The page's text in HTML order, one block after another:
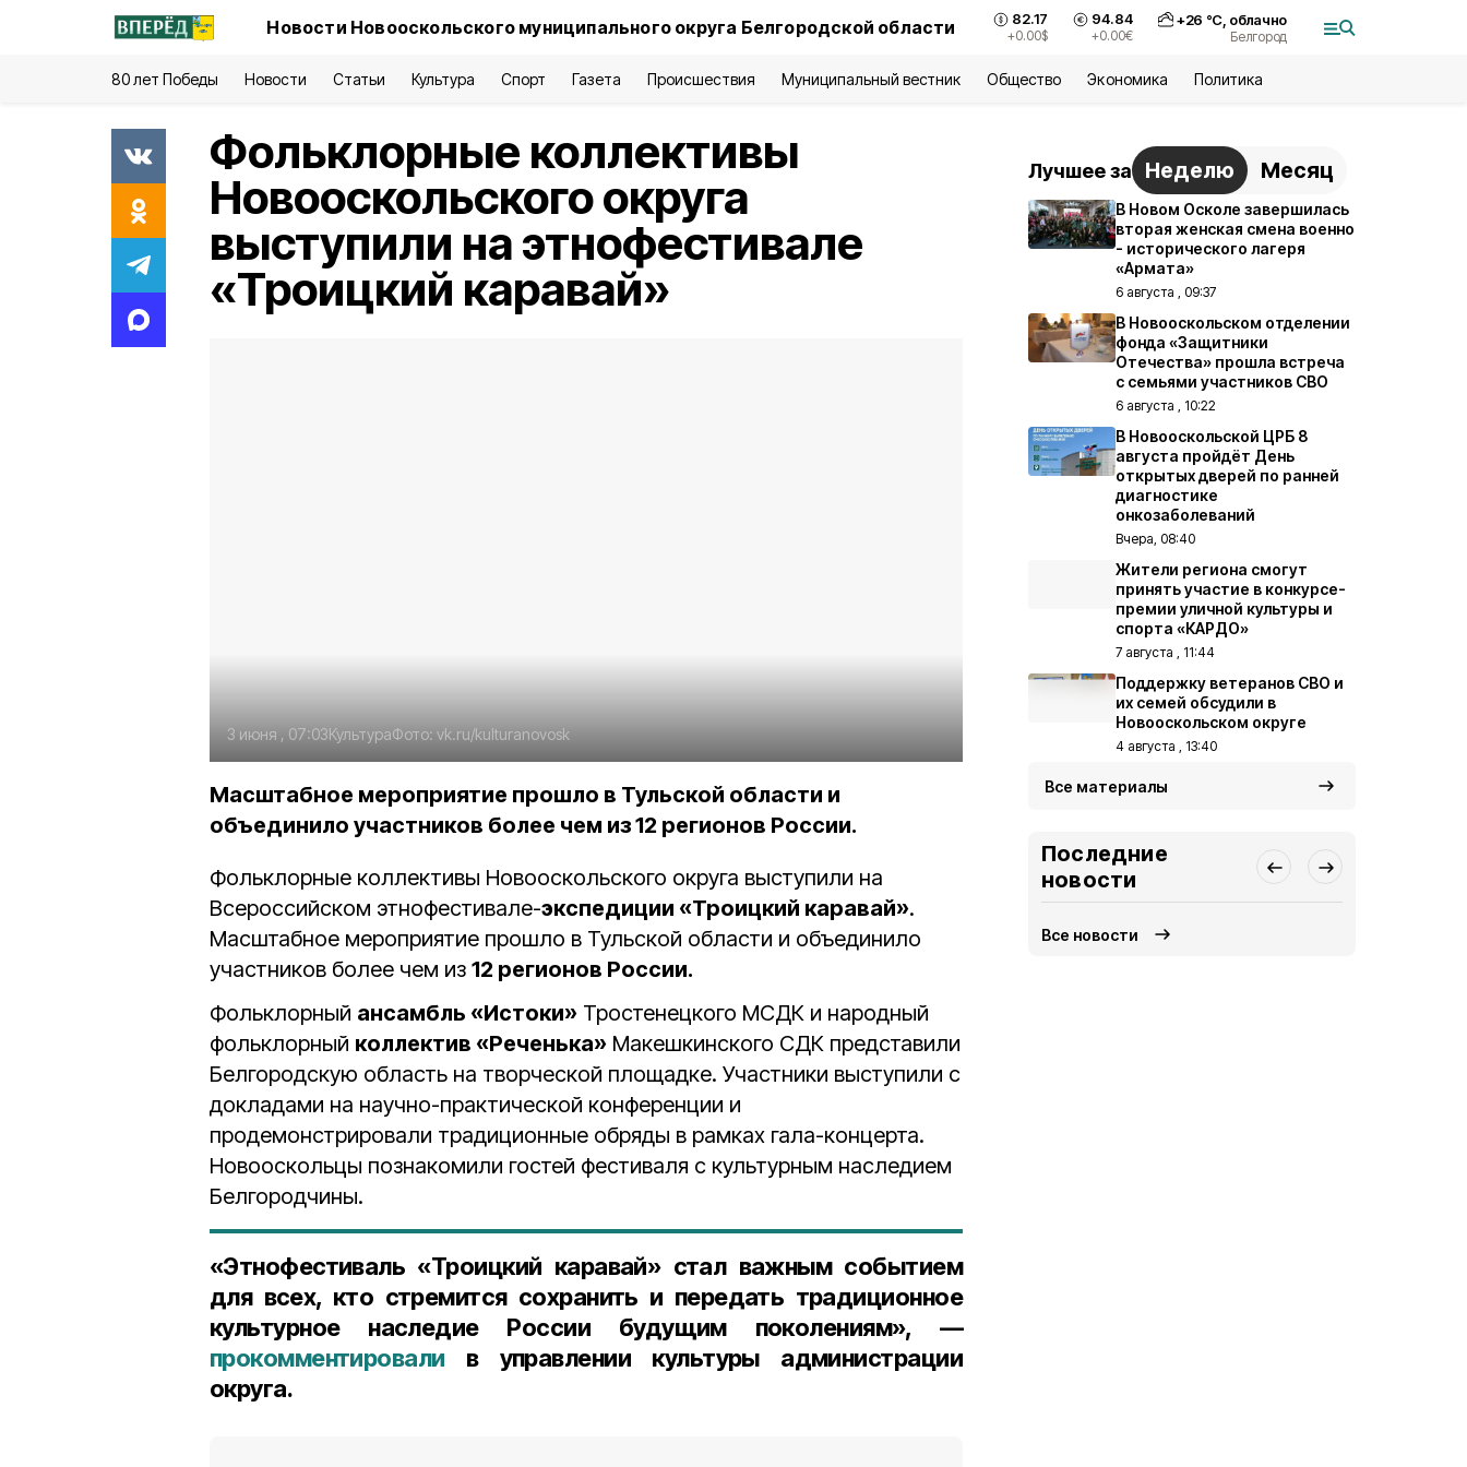
Новости Новооскольского муниципального округа Белгородской области 82.17
+0.00$
94.84
+0.00€
+26 °С, облачно
Белгород
80 лет Победы Новости Статьи Культура Спорт Газета Происшествия Муниципальный вестник Общество Экономика Политика
Фольклорные коллективы
Новооскольского округа
выступили на этнофестивале
«Троицкий каравай»
3 июня , 07:03КультураФото: vk.ru/kulturanovosk
Масштабное мероприятие прошло в Тульской области и
объединило участников более чем из 12 регионов России.
Фольклорные коллективы Новооскольского округа выступили на
Всероссийском этнофестивале-экспедиции «Троицкий каравай».
Масштабное мероприятие прошло в Тульской области и объединило
участников более чем из 12 регионов России.
Фольклорный ансамбль «Истоки» Тростенецкого МСДК и народный
фольклорный коллектив «Реченька» Макешкинского СДК представили
Белгородскую область на творческой площадке. Участники выступили с
докладами на научно-практической конференции и
продемонстрировали традиционные обряды в рамках гала-концерта.
Новооскольцы познакомили гостей фестиваля с культурным наследием
Белгородчины.
«Этнофестиваль «Троицкий каравай» стал важным событием
для всех, кто стремится сохранить и передать традиционное
культурное наследие России будущим поколениям», —
прокомментировали в управлении культуры администрации
округа.
Лучшее за Неделю Месяц
В Новом Осколе завершилась
вторая женская смена военно
- исторического лагеря
«Армата»
6 августа , 09:37
В Новооскольском отделении
фонда «Защитники
Отечества» прошла встреча
с семьями участников СВО
6 августа , 10:22
В Новооскольской ЦРБ 8
августа пройдёт День
открытых дверей по ранней
диагностике
онкозаболеваний
Вчера, 08:40
Жители региона смогут
принять участие в конкурсе-
премии уличной культуры и
спорта «КАРДО»
7 августа , 11:44
Поддержку ветеранов СВО и
их семей обсудили в
Новооскольском округе
4 августа , 13:40
Все материалы
Последние
новости
Все новости